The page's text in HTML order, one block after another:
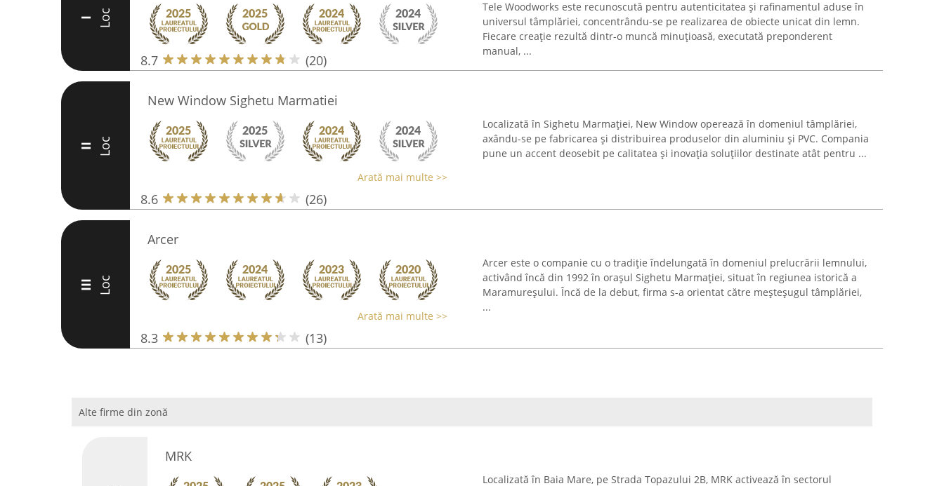
I Loc
8.7 (20)
Tele Woodworks este recunoscută pentru autenticitatea și rafinamentul aduse în
universul tâmplăriei, concentrându-se pe realizarea de obiecte unicat din lemn.
Fiecare creație rezultă dintr-o muncă minuțioasă, executată preponderent
manual, ...
II Loc
New Window Sighetu Marmatiei
Arată mai multe >>
8.6 (26)
Localizată în Sighetu Marmației, New Window operează în domeniul tâmplăriei,
axându-se pe fabricarea și distribuirea produselor din aluminiu și PVC. Compania
pune un accent deosebit pe calitatea și inovația soluțiilor destinate atât pentru ...
III Loc
Arcer
Arată mai multe >>
8.3 (13)
Arcer este o companie cu o tradiție îndelungată în domeniul prelucrării lemnului,
activând încă din 1992 în orașul Sighetu Marmației, situat în regiunea istorică a
Maramureșului. Încă de la debut, firma s-a orientat către meșteșugul tâmplăriei,
...
Alte firme din zonă
MRK
Localizată în Baia Mare, pe Strada Topazului 2B, MRK activează în sectorul